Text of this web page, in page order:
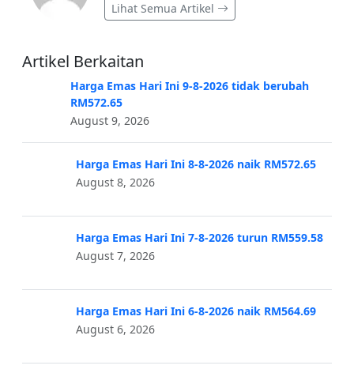
Lihat Semua Artikel
Artikel Berkaitan
Harga Emas Hari Ini 9-8-2026 tidak berubah
RM572.65
August 9, 2026
Harga Emas Hari Ini 8-8-2026 naik RM572.65
August 8, 2026
Harga Emas Hari Ini 7-8-2026 turun RM559.58
August 7, 2026
Harga Emas Hari Ini 6-8-2026 naik RM564.69
August 6, 2026